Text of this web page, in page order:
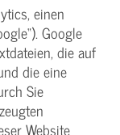
einen
Google
die auf
die eine
Sie
Website